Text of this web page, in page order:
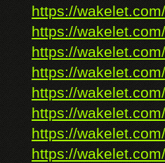
https://
https://
https://
https://
https://
https://
https://
https://